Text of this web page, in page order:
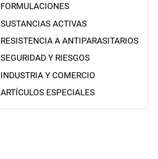
FORMULACIONES
SUSTANCIAS ACTIVAS
RESISTENCIA A ANTIPARASITARIOS
SEGURIDAD Y RIESGOS
INDUSTRIA Y COMERCIO
ARTÍCULOS ESPECIALES